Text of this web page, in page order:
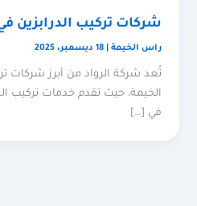
شركات تركيب الدرابزين
راس الخيمة |18 ديسمبر، 2025
تُعد شركة الرواد من أبرز شركات
الخيمة، حيث تقدم خدمات تركيب
في […]